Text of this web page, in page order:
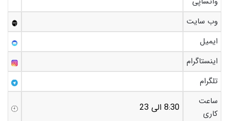
وب سایت
ایمیل
اینستاگرام
تلگرام
ساعت
کاری
8:30 الی 23